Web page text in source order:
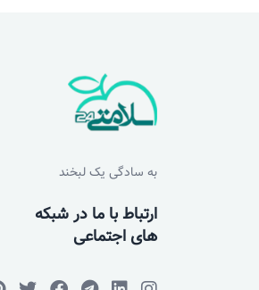
به سادگی یک لبخند
ارتباط با ما در شبکه
های اجتماعی